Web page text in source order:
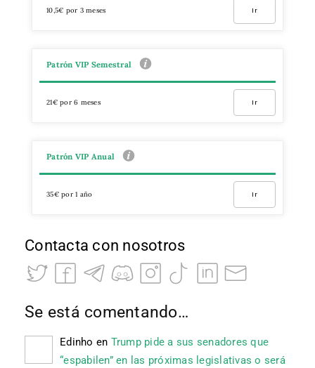
10,5€ por 3 meses Ir
Patrón VIP Semestral
21€ por 6 meses Ir
Patrón VIP Anual
35€ por 1 año Ir
Contacta con nosotros
Se está comentando…
Edinho en Trump pide a sus senadores que
“espabilen” en las próximas legislativas o será